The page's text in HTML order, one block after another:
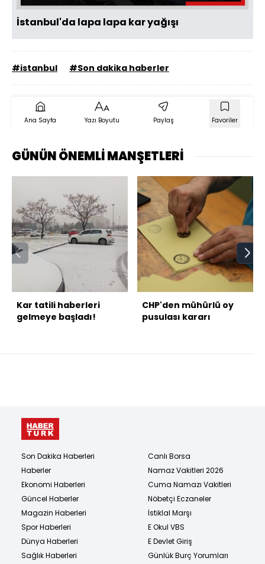
İstanbul'da lapa lapa kar yağışı
#istanbul #Son dakika haberler
Ana Sayfa Yazı Boyutu Paylaş Favoriler
GÜNÜN ÖNEMLİ MANŞETLERİ
Kar tatili haberleri
gelmeye başladı!
CHP'den mühürlü oy
pusulası kararı
Son Dakika Haberleri
Haberler
Ekonomi Haberleri
Güncel Haberler
Magazin Haberleri
Spor Haberleri
Dünya Haberleri
Sağlık Haberleri
Canlı Borsa
Namaz Vakitleri 2026
Cuma Namazı Vakitleri
Nöbetçi Eczaneler
İstiklal Marşı
E Okul VBS
E Devlet Giriş
Günlük Burç Yorumları